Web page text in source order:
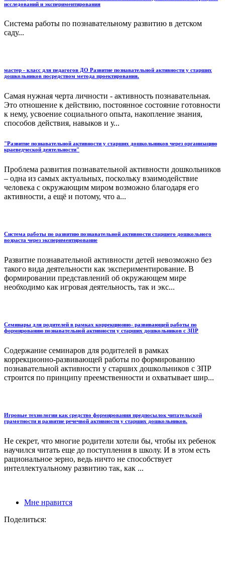
исследований и экспериментирования
Система работы по познавательному развитию в детском
саду...
мастер - класс для педагогов ДО Развитие познавательной активности у старших
дошкольников посредством метода проектирования.
Самая нужная черта личности - активность познавательная.
Это отношение к действию, постоянное состояние готовности
к нему, усвоение социального опыта, накопление знания,
способов действия, навыков и у...
"Развитие познавательной активности у старших дошкольников через организацию
краеведческой деятельности"
Проблема развития познавательной активности дошкольников
– одна из самых актуальных, поскольку взаимодействие
человека с окружающим миром возможно благодаря его
активности, а ещё и потому, что а...
Система работы по развитию познавательной активности старшего дошкольного
возраста через экспериментирование
Развитие познавательной активности детей невозможно без
такого вида деятельности как экспериментирование. В
формировании представлений об окружающем мире
необходимо как игровая деятельность, так и экс...
Семинары для родителей в рамках коррекционно- развивающей работы по
формированию познавательной активности у старших дошкольников с ЗПР
Содержание семинаров для родителей в рамках
коррекционно-развивающей работы по формированию
познавательной активности у старших дошкольников с ЗПР
строится по принципу преемственности и охватывает шир...
Игровые технологии как средство формирования предпосылок читательской
грамотности и развитие речечвой активности у старших дошкольников.
Не секрет, что многие родители хотели бы, чтобы их ребенок
научился читать еще до поступления в школу. И в этом есть
рациональное зерно, ведь ничто не способствует
интеллектуальному развитию так, как ...
Мне нравится
Поделиться: